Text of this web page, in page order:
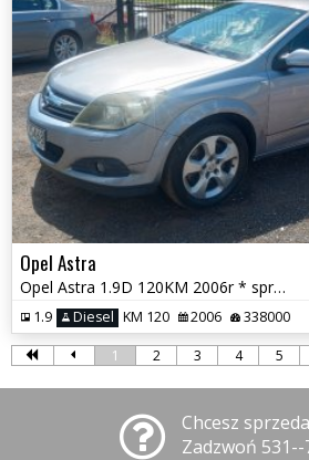
Opel Astra
Opel Astra 1.9D 120KM 2006r * sprawna klima drugie opony * TORUŃ
1.9 Diesel KM 120 2006 338000
1 2 3 4 5
Chcesz
Zadzwoń